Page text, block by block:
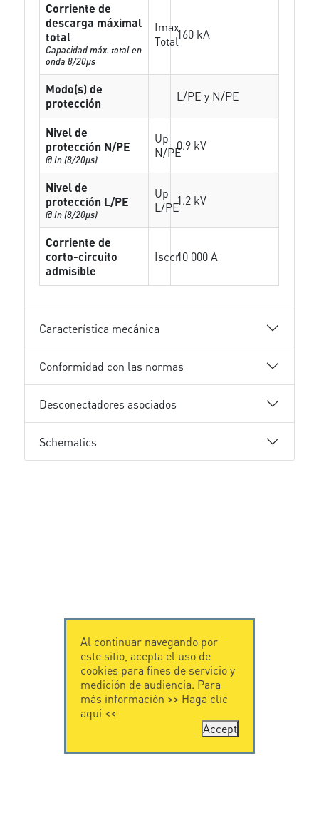
Corriente de
descarga máximal
total
Capacidad máx. total en
onda 8/20µs
Imax
Total160 kA
Modo(s) de
protección
L/PE y N/PE
Nivel de
protección N/PE
@ In (8/20µs)
Up
N/PE0.9 kV
Nivel de
protección L/PE
@ In (8/20µs)
Up
L/PE1.2 kV
Corriente de
corto-circuito
admisible
Isccr10 000 A
Característica mecánica
Conformidad con las normas
Desconectadores asociados
Schematics
Al continuar navegando por
este sitio, acepta el uso de
cookies para fines de servicio y
medición de audiencia. Para
más información >> Haga clic
aquí<<
Accept